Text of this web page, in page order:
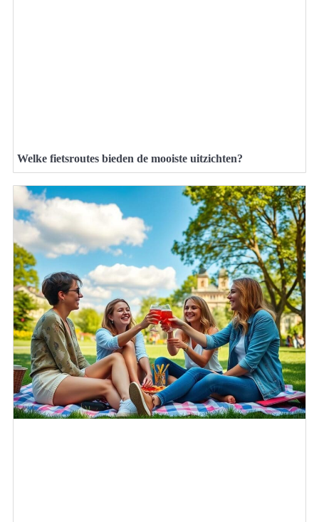
Welke fietsroutes bieden de mooiste uitzichten?